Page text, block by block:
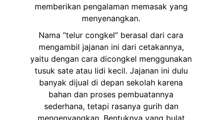
memberikan pengalaman memasak yang
menyenangkan.
Nama “telur congkel” berasal dari cara
mengambil jajanan ini dari cetakannya,
yaitu dengan cara dicongkel menggunakan
tusuk sate atau lidi kecil. Jajanan ini dulu
banyak dijual di depan sekolah karena
bahan dan proses pembuatannya
sederhana, tetapi rasanya gurih dan
mengenyangkan. Bentuknya yang bulat